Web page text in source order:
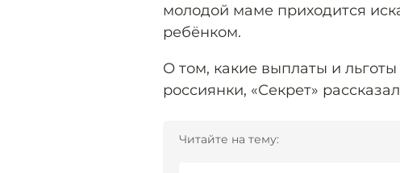
молодой маме приходится
ребёнком.
О том, какие выплаты и
россиянки, «Секрет» рассказал
Читайте на тему: